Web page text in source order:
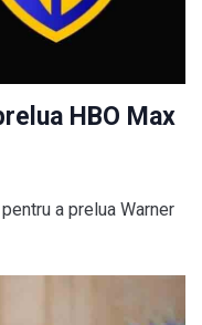
HBO Max
a prelua Warner